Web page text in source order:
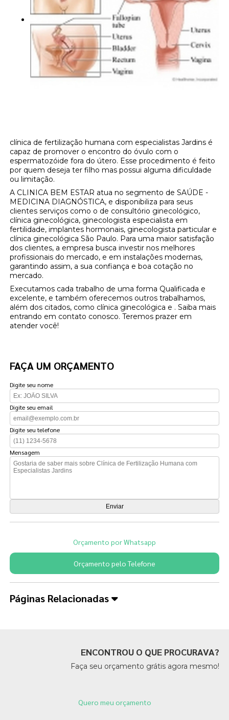
clínica de fertilização humana com especialistas Jardins é
capaz de promover o encontro do óvulo com o
espermatozóide fora do útero. Esse procedimento é feito
por quem deseja ter filho mas possui alguma dificuldade
ou limitação.
A CLINICA BEM ESTAR atua no segmento de SAÚDE -
MEDICINA DIAGNÓSTICA, e disponibiliza para seus
clientes serviços como o de consultório ginecológico,
clínica ginecológica, ginecologista especialista em
fertilidade, implantes hormonais, ginecologista particular e
clínica ginecológica São Paulo. Para uma maior satisfação
dos clientes, a empresa busca investir nos melhores
profissionais do mercado, e em instalações modernas,
garantindo assim, a sua confiança e boa cotação no
mercado.
Executamos cada trabalho de uma forma Qualificada e
excelente, e também oferecemos outros trabalhamos,
além dos citados, como clínica ginecológica e . Saiba mais
entrando em contato conosco. Teremos prazer em
atender você!
FAÇA UM ORÇAMENTO
Digite seu nome
Digite seu email
Digite seu telefone
Mensagem
Orçamento por Whatsapp
Orçamento pelo Telefone
Páginas Relacionadas
ENCONTROU O QUE PROCURAVA?
Faça seu orçamento grátis agora mesmo!
Quero meu orçamento